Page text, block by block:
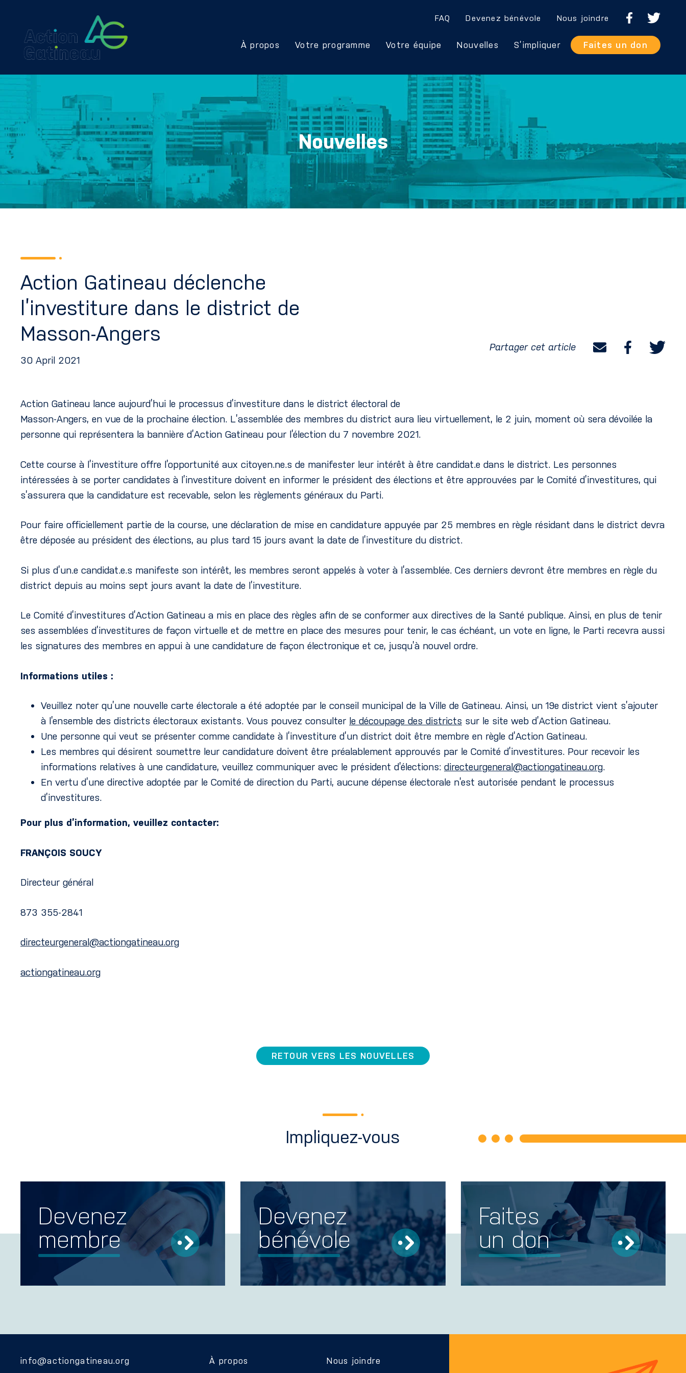
À propos Votre programme Votre équipe Nouvelles S’impliquer
FAQ Devenez bénévole Nous joindre
Faites un don
Nouvelles
Action Gatineau déclenche
l’investiture dans le district de
Masson-Angers
30 April 2021
Partager cet article
Action Gatineau lance aujourd’hui le processus d’investiture dans le district électoral de
Masson-Angers, en vue de la prochaine élection. L’assemblée des membres du district aura lieu virtuellement, le 2 juin, moment où sera dévoilée la
personne qui représentera la bannière d’Action Gatineau pour l’élection du 7 novembre 2021.
Cette course à l’investiture offre l’opportunité aux citoyen.ne.s de manifester leur intérêt à être candidat.e dans le district. Les personnes
intéressées à se porter candidates à l’investiture doivent en informer le président des élections et être approuvées par le Comité d’investitures, qui
s’assurera que la candidature est recevable, selon les règlements généraux du Parti.
Pour faire officiellement partie de la course, une déclaration de mise en candidature appuyée par 25 membres en règle résidant dans le district devra
être déposée au président des élections, au plus tard 15 jours avant la date de l’investiture du district.
Si plus d’un.e candidat.e.s manifeste son intérêt, les membres seront appelés à voter à l’assemblée. Ces derniers devront être membres en règle du
district depuis au moins sept jours avant la date de l’investiture.
Le Comité d’investitures d’Action Gatineau a mis en place des règles afin de se conformer aux directives de la Santé publique. Ainsi, en plus de tenir
ses assemblées d’investitures de façon virtuelle et de mettre en place des mesures pour tenir, le cas échéant, un vote en ligne, le Parti recevra aussi
les signatures des membres en appui à une candidature de façon électronique et ce, jusqu’à nouvel ordre.
Informations utiles :
Veuillez noter qu’une nouvelle carte électorale a été adoptée par le conseil municipal de la Ville de Gatineau. Ainsi, un 19e district vient s’ajouter
à l’ensemble des districts électoraux existants. Vous pouvez consulter le découpage des districts sur le site web d’Action Gatineau.
Une personne qui veut se présenter comme candidate à l’investiture d’un district doit être membre en règle d’Action Gatineau.
Les membres qui désirent soumettre leur candidature doivent être préalablement approuvés par le Comité d’investitures. Pour recevoir les
informations relatives à une candidature, veuillez communiquer avec le président d’élections: directeurgeneral@actiongatineau.org.
En vertu d’une directive adoptée par le Comité de direction du Parti, aucune dépense électorale n’est autorisée pendant le processus
d’investitures.
Pour plus d’information, veuillez contacter:
FRANÇOIS SOUCY
Directeur général
873 355-2841
directeurgeneral@actiongatineau.org
actiongatineau.org
RETOUR VERS LES NOUVELLES
Impliquez-vous
Devenez
membre
Devenez
bénévole
Faites
un don
info@actiongatineau.org
À propos
Nous joindre